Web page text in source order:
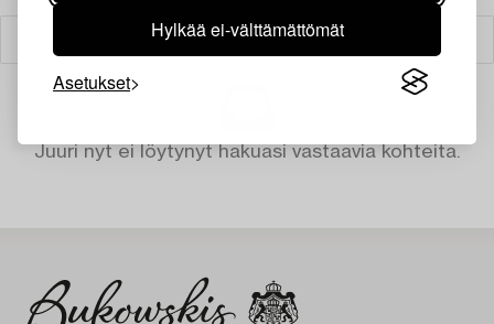
Hylkää ei-välttämättömät
Asetukset
Suodatin
Juuri nyt ei löytynyt hakuasi vastaavia kohteita.